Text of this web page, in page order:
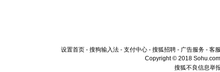
设置首页 - 搜狗输入法 - 支付中心 - 搜狐招聘 - 广告服务 - 客
Copyright © 2018
搜狐不良信息举